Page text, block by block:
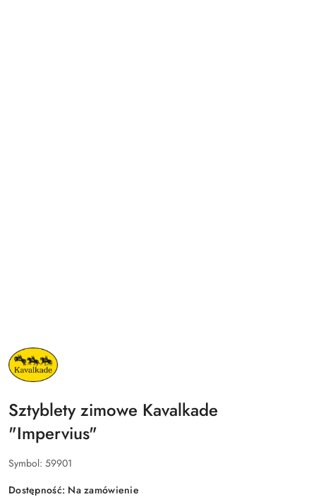
NAZWA
PRODUCENTA:
KAVALKADE
Sztyblety zimowe Kavalkade
"Impervius"
Symbol: 59901
Dostępność: Na zamówienie